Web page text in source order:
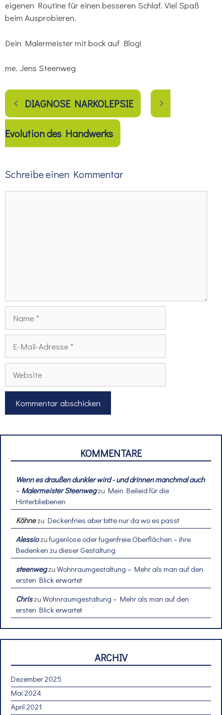
eigenen Routine für einen besseren Schlaf. Viel Spaß
beim Ausprobieren.
Dein Malermeister mit bock auf Blog!
me. Jens Steenweg
DIAGNOSE NARKOLEPSIE
Evolution des Handwerks
Schreibe einen Kommentar
Mail-
Adresse
Website
KOMMENTARE
Wenn es draußen dunkler wird - und drinnen manchmal auch
- Malermeister Steenwegzu Mein Beileid für die
Hinterbliebenen
Köhnezu Deckenfries aber bitte nur da wo es passt
Alessiozu fugenlose oder fugenfreie Oberflächen – ihre
Bedenken zu dieser Gestaltung
steenwegzu Wohnraumgestaltung – Mehr als man auf den
ersten Blick erwartet
Chriszu Wohnraumgestaltung – Mehr als man auf den
ersten Blick erwartet
ARCHIV
Dezember 2025
Mai 2024
April 2021